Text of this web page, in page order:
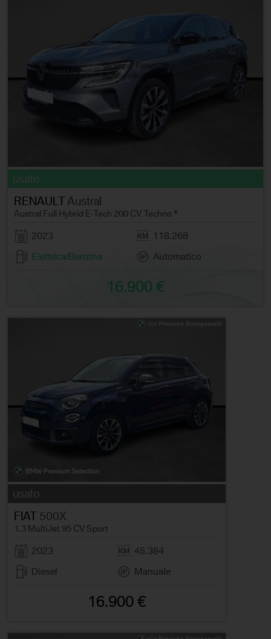
usato
RENAULTAustral
Austral Full Hybrid E-Tech 200 CV Techno *
2023
118.268
Elettrica/Benzina
Automatico
16.900 €
usato
FIAT 500X
1.3 MultiJet 95 CV Sport
2023
45.384
Diesel
Manuale
16.900 €